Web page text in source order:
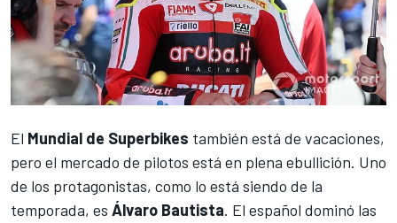
El Mundial de Superbikes también está de vacaciones,
pero el mercado de pilotos está en plena ebullición. Uno
de los protagonistas, como lo está siendo de la
temporada, es Álvaro Bautista. El español dominó las